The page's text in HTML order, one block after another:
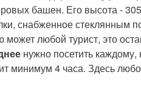
башен. Его высота -
снабженное стеклянным
любой турист, это
нужно посетить
минимум 4 часа. Здесь